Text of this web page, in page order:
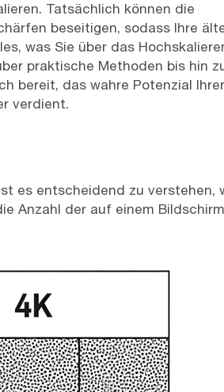
Tatsächlich können die
beseitigen, sodass Ihre
was Sie über das
praktische Methoden bis hin
bereit, das wahre Potenzial
verdient.
es entscheidend zu verstehen,
Anzahl der auf einem Bildschirm